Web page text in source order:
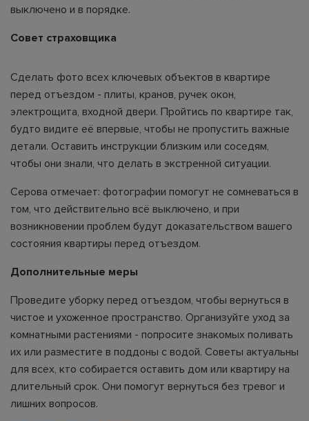
выключено и в порядке.
Совет страховщика
Сделать фото всех ключевых объектов в квартире
перед отъездом - плиты, кранов, ручек окон,
электрощита, входной двери. Пройтись по квартире так,
будто видите её впервые, чтобы не пропустить важные
детали. Оставить инструкции близким или соседям,
чтобы они знали, что делать в экстренной ситуации.
Серова отмечает: фотографии помогут не сомневаться в
том, что действительно всё выключено, и при
возникновении проблем будут доказательством вашего
состояния квартиры перед отъездом.
Дополнительные меры
Проведите уборку перед отъездом, чтобы вернуться в
чистое и ухоженное пространство. Организуйте уход за
комнатными растениями - попросите знакомых поливать
их или разместите в поддоны с водой. Советы актуальны
для всех, кто собирается оставить дом или квартиру на
длительный срок. Они помогут вернуться без тревог и
лишних вопросов.